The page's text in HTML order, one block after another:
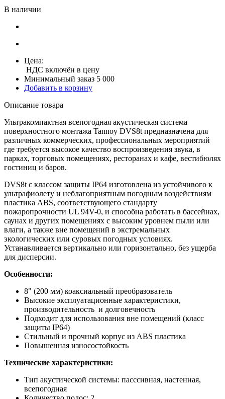
В наличии
Цена:
НДС включён в цену
Минимальный заказ 5 000
Добавить в корзину
Описание товара
Ультракомпактная всепогодная акустическая система
поверхностного монтажа Tannoy DVS8t предназначена для
различных коммерческих, профессиональных мероприятий
где требуется высокое качество воспроизведения звука, в
парках, торговых помещениях, ресторанах и кафе, вестибюлях
гостиниц и баров.
DVS8t с классом защиты IP64 изготовлена из устойчивого к
ультрафиолету и неблагоприятным погодным воздействиям
пластика ABS, соответствующего стандарту
пожаропрочности UL 94V-0, и способна работать в бассейнах,
саунах и других помещениях с высоким уровнем пыли или
влаги, а также вне помещений в экстремальных
экологических или суровых погодных условиях.
Устанавливается вертикально или горизонтально, без ущерба
для дисперсии.
Особенности:
8" (200 мм) коаксиальный преобразователь
Высокие эксплуатационные характеристики,
производительность и долговечность
Подходит для использования вне помещений (класс
защиты IP64)
Стильный и прочный корпус из ABS пластика
Повышенная износостойкость
Технические характеристики:
Тип акустической системы: пасссивная, настенная,
всепогодная